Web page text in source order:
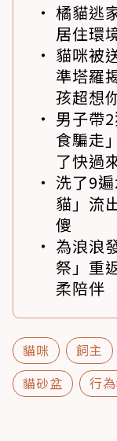
橘貓逃
居住環
貓咪被
準塔羅
孩超想
男子帶
食騙走
了快過
洗了9
貓」流
傻
為浪浪
祭」重
柔陪伴
貓咪 飼主
貓砂盆
行